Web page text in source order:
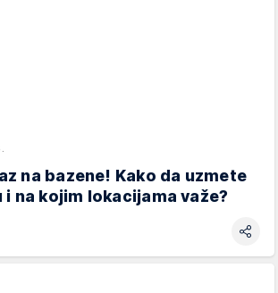
na bazene! Kako da uzmete
na kojim lokacijama važe?